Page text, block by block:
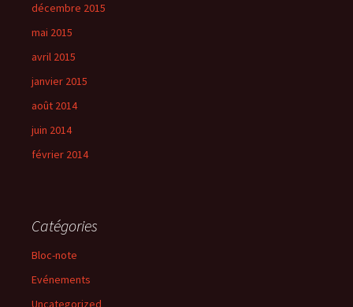
décembre 2015
mai 2015
avril 2015
janvier 2015
août 2014
juin 2014
février 2014
Catégories
Bloc-note
Evénements
Uncategorized